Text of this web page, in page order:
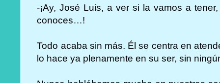
-¡Ay, José Luis, a ver si la vamos a
conoces…!
Todo acaba sin más. Él se centra en
lo hace ya plenamente en su ser, sin